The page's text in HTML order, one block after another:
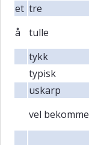
et tre
å
tulle
tykk
typisk
uskarp
vel bekomme